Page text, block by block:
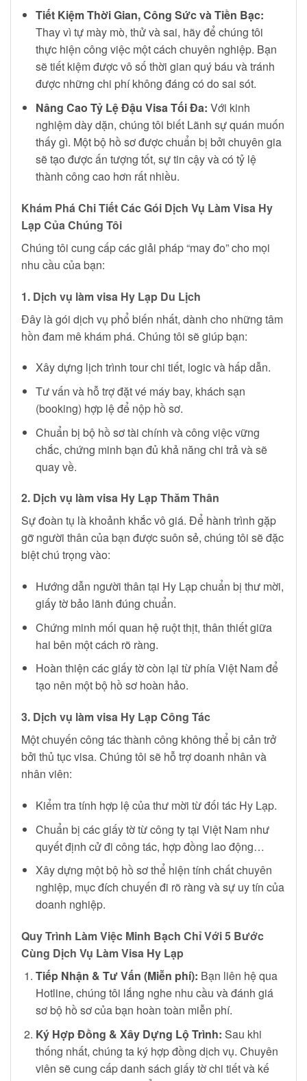
Tiết Kiệm Thời Gian, Công Sức và Tiền Bạc:
Thay vì tự mày mò, thử và sai, hãy để chúng tôi
thực hiện công việc một cách chuyên nghiệp. Bạn
sẽ tiết kiệm được vô số thời gian quý báu và tránh
được những chi phí không đáng có do sai sót.
Nâng Cao Tỷ Lệ Đậu Visa Tối Đa: Với kinh
nghiệm dày dặn, chúng tôi biết Lãnh sự quán muốn
thấy gì. Một bộ hồ sơ được chuẩn bị bởi chuyên gia
sẽ tạo được ấn tượng tốt, sự tin cậy và có tỷ lệ
thành công cao hơn rất nhiều.
Khám Phá Chi Tiết Các Gói Dịch Vụ Làm Visa Hy
Lạp Của Chúng Tôi
Chúng tôi cung cấp các giải pháp “may đo” cho mọi
nhu cầu của bạn:
1. Dịch vụ làm visa Hy Lạp Du Lịch
Đây là gói dịch vụ phổ biến nhất, dành cho những tâm
hồn đam mê khám phá. Chúng tôi sẽ giúp bạn:
Xây dựng lịch trình tour chi tiết, logic và hấp dẫn.
Tư vấn và hỗ trợ đặt vé máy bay, khách sạn
(booking) hợp lệ để nộp hồ sơ.
Chuẩn bị bộ hồ sơ tài chính và công việc vững
chắc, chứng minh bạn đủ khả năng chi trả và sẽ
quay về.
2. Dịch vụ làm visa Hy Lạp Thăm Thân
Sự đoàn tụ là khoảnh khắc vô giá. Để hành trình gặp
gỡ người thân của bạn được suôn sẻ, chúng tôi sẽ đặc
biệt chú trọng vào:
Hướng dẫn người thân tại Hy Lạp chuẩn bị thư mời,
giấy tờ bảo lãnh đúng chuẩn.
Chứng minh mối quan hệ ruột thịt, thân thiết giữa
hai bên một cách rõ ràng.
Hoàn thiện các giấy tờ còn lại từ phía Việt Nam để
tạo nên một bộ hồ sơ hoàn hảo.
3. Dịch vụ làm visa Hy Lạp Công Tác
Một chuyến công tác thành công không thể bị cản trở
bởi thủ tục visa. Chúng tôi sẽ hỗ trợ doanh nhân và
nhân viên:
Kiểm tra tính hợp lệ của thư mời từ đối tác Hy Lạp.
Chuẩn bị các giấy tờ từ công ty tại Việt Nam như
quyết định cử đi công tác, hợp đồng lao động…
Xây dựng một bộ hồ sơ thể hiện tính chất chuyên
nghiệp, mục đích chuyến đi rõ ràng và sự uy tín của
doanh nghiệp.
Quy Trình Làm Việc Minh Bạch Chỉ Với 5 Bước
Cùng Dịch Vụ Làm Visa Hy Lạp
Tiếp Nhận & Tư Vấn (Miễn phí): Bạn liên hệ qua
Hotline, chúng tôi lắng nghe nhu cầu và đánh giá
sơ bộ hồ sơ của bạn hoàn toàn miễn phí.
Ký Hợp Đồng & Xây Dựng Lộ Trình: Sau khi
thống nhất, chúng ta ký hợp đồng dịch vụ. Chuyên
viên sẽ cung cấp danh sách giấy tờ chi tiết và kế